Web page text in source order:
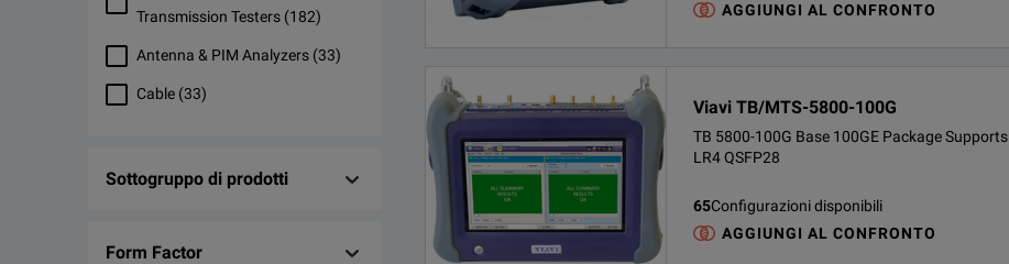
Transmission Testers (182)
Antenna & PIM Analyzers (33)
Cable (33)
RF & Microwave Spectrum
Sottogruppo di prodotti
Form Factor
AGGIUNGI AL CONFRONTO
Viavi TB/MTS-5800-100G
TB 5800-100G Base 100GE Package Supports
LR4 QSFP28
65Configurazioni disponibili
AGGIUNGI AL CONFRONTO